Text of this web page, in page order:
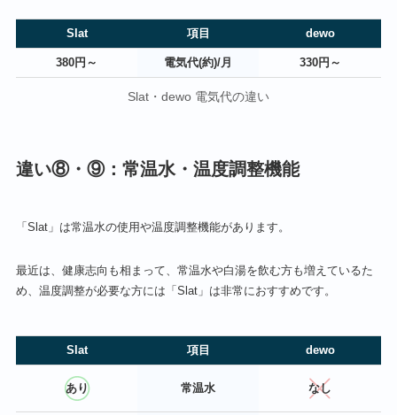
Slat 項目 dewo
380円～ 電気代(約)/月 330円～
Slat・dewo 電気代の違い
違い⑧・⑨：常温水・温度調整機能
「Slat」は常温水の使用や温度調整機能があります。
最近は、健康志向も相まって、常温水や白湯を飲む方も増えているた
め、温度調整が必要な方には「Slat」は非常におすすめです。
Slat 項目 dewo
あり 常温水 なし